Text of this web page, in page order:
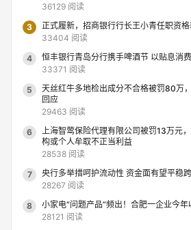
36129 阅读
3
正式履新，招商银行行长王小青任职资
33404 阅读
4
恒丰银行青岛分行携手啤酒节 以贴息消
33371 阅读
5
天丝红牛多地检出成分不合格被罚80万
回应
29463 阅读
6
上海智莺保险代理有限公司被罚13万元
构或个人牟取不正当利益
28538 阅读
7
央行多举措呵护流动性 资金面有望平稳
28267 阅读
8
小家电“问题产品”频出！合肥一企业今
28121 阅读